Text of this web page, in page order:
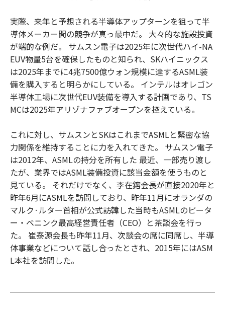
実際、来年と予想される半導体アップターンを狙って半
導体メーカー間の競争が真っ最中だ。 大々的な施設投資
が端的な例だ。 サムスン電子は2025年に次世代ハイ-NA
EUV物量5台を確保したものと知られ、SKハイニックス
は2025年までに4兆7500億ウォン規模に達するASML装
備を購入すると明らかにしている。 インテルはオレゴン
半導体工場に次世代EUV装備を導入する計画であり、TS
MCは2025年アリゾナファブオープンを控えている。
これに対し、サムスンとSKはこれまでASMLと緊密な協
力関係を維持することに力を入れてきた。 サムスン電子
は2012年、ASMLの持分を所有した 最近、一部売り渡し
たが、業界ではASML装備投資に該当金額を使うものと
見ている。 それだけでなく、李在鎔会長が直接2020年と
昨年6月にASMLを訪問しており、昨年11月にオランダの
マルク·ルター首相が公式訪韓した当時もASMLのピータ
ー・ベニンク最高経営責任者（CEO）と茶談会を行っ
た。 崔泰源会長も昨年11月、次談会の席に同席し、半導
体事業などについて話し合ったとされ、2015年にはASM
L本社を訪問した。